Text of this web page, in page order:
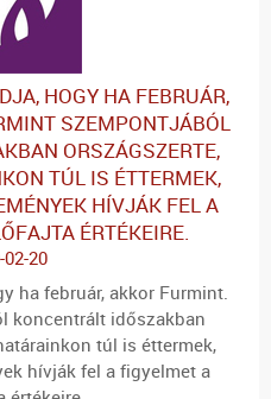
HOGY HA FEBRUÁR,
SZEMPONTJÁBÓL
ORSZÁGSZERTE,
TÚL IS ÉTTERMEK,
HÍVJÁK FEL A
ÉRTÉKEIRE.
02-20
ha február, akkor Furmint.
koncentrált időszakban
túl is éttermek,
hívják fel a figyelmet a